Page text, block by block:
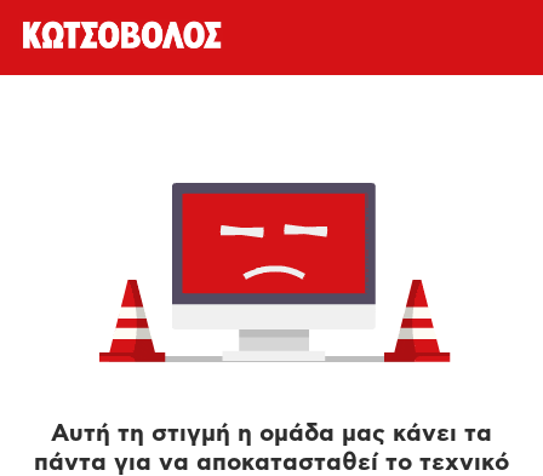
Αυτή τη στιγμή η ομάδα μας κάνει τα
πάντα για να αποκατασταθεί το τεχνικό